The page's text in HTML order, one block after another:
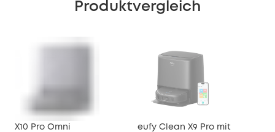
Produktvergleich
X10 Pro Omni
eufy Clean X9 Pro mit